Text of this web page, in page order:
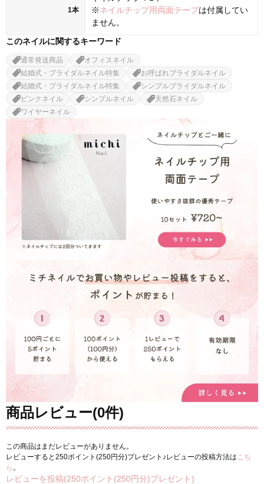
1本
※ネイルチップ用両面テープは付属してい
ません。
このネイルに関するキーワード
通常発送商品
オフィスネイル
結婚式・ブライダルネイル特集
お呼ばれブライダルネイル
結婚式・ブライダルネイル特集
シンプルブライダルネイル
ピンクネイル
シンプルネイル
天然石ネイル
ワイヤーネイル
商品レビュー(0件)
この商品はまだレビューがありません。
レビューすると250ポイント(250円分)プレゼント♪レビューの投稿方法は こち
ら 。
レビューを投稿(250ポイント(250円分)プレゼント)